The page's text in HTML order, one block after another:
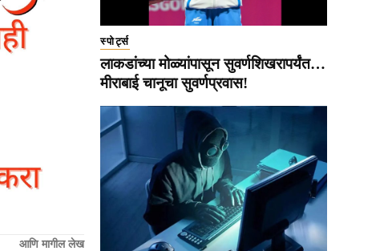
आणि मागील लेख
स्पोर्ट्स
लाकडांच्या मोळ्यांपासून सुवर्णशिखरापर्यंत…
मीराबाई चानूचा सुवर्णप्रवास!